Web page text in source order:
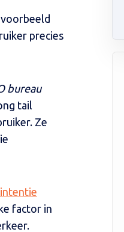
precies
bureau
tail
Ze
factor in